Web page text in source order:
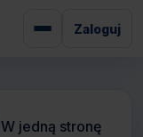
Zaloguj
W jedną stronę